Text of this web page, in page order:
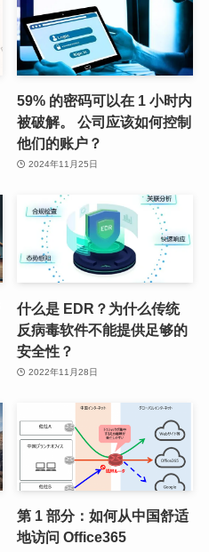
59% 的密码可以在 1 小时内
被破解。 公司应该如何控制
他们的账户？
2024年11月25日
什么是 EDR？为什么传统
反病毒软件不能提供足够的
安全性？
2022年11月28日
第 1 部分：如何从中国舒适
地访问 Office365